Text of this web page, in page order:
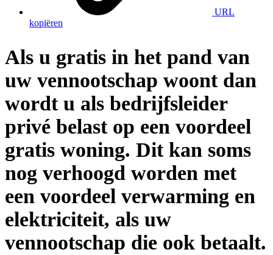
URL
kopiëren
Als u gratis in het pand van
uw vennootschap woont dan
wordt u als bedrijfsleider
privé belast op een voordeel
gratis woning. Dit kan soms
nog verhoogd worden met
een voordeel verwarming en
elektriciteit, als uw
vennootschap die ook betaalt.